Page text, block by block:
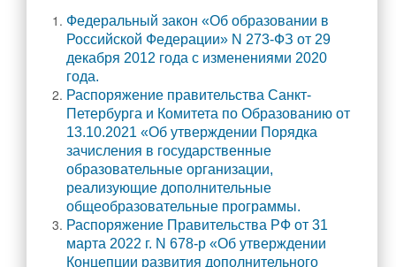
Выбор модуля ОРКСЭ
ТПМПК
Электронный дневник
Ежедневное меню
Расписание занятий
Медицинский кабинет
Обратная связь
Вопрос/Ответ
Ответы на часто задаваемые вопросы
Новости Минпросвещения России
Федеральный закон «Об образовании в
Российской Федерации» N 273-ФЗ от 29
декабря 2012 года с изменениями 2020
года.
Распоряжение правительства Санкт-
Петербурга и Комитета по Образованию от
13.10.2021 «Об утверждении Порядка
зачисления в государственные
образовательные организации,
реализующие дополнительные
общеобразовательные программы.
Распоряжение Правительства РФ от 31
марта 2022 г. N 678-р «Об утверждении
Концепции развития дополнительного